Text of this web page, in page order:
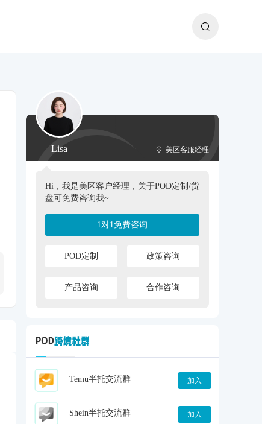
Lisa 美区客服经理
Hi，我是美区客户经理，关于POD定制/货
盘可免费咨询我~
1对1免费咨询
POD定制 政策咨询
产品咨询 合作咨询
Temu半托交流群 加入
Shein半托交流群 加入